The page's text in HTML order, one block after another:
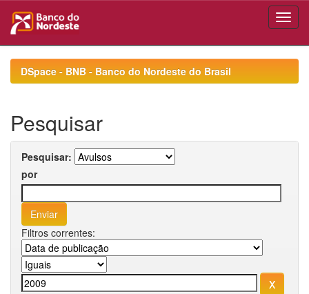
navigationDSpace - BNB - Banco do Nordeste do Brasil
Pesquisar
Pesquisar:
por
Filtros correntes: